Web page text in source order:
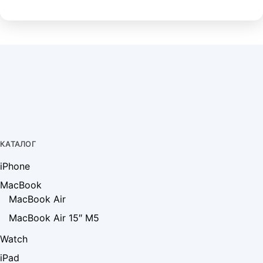
КАТАЛОГ
iPhone
MacBook
MacBook Air
MacBook Air 15″ M5
Watch
iPad